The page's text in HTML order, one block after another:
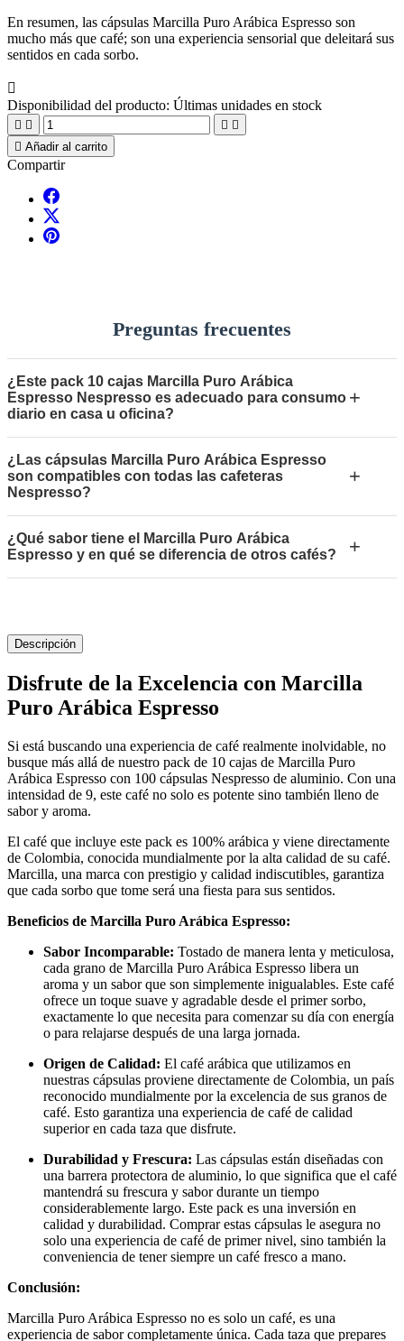
En resumen, las cápsulas Marcilla Puro Arábica Espresso son
mucho más que café; son una experiencia sensorial que deleitará sus
sentidos en cada sorbo.

Disponibilidad del producto: Últimas unidades en stock
   
 Añadir al carrito
Compartir
Preguntas frecuentes
¿Este pack 10 cajas Marcilla Puro Arábica
Espresso Nespresso es adecuado para consumo
diario en casa u oficina?
+
¿Las cápsulas Marcilla Puro Arábica Espresso
son compatibles con todas las cafeteras
Nespresso?
+
¿Qué sabor tiene el Marcilla Puro Arábica
Espresso y en qué se diferencia de otros cafés?
+
Descripción
Disfrute de la Excelencia con Marcilla
Puro Arábica Espresso
Si está buscando una experiencia de café realmente inolvidable, no
busque más allá de nuestro pack de 10 cajas de Marcilla Puro
Arábica Espresso con 100 cápsulas Nespresso de aluminio. Con una
intensidad de 9, este café no solo es potente sino también lleno de
sabor y aroma.
El café que incluye este pack es 100% arábica y viene directamente
de Colombia, conocida mundialmente por la alta calidad de su café.
Marcilla, una marca con prestigio y calidad indiscutibles, garantiza
que cada sorbo que tome será una fiesta para sus sentidos.
Beneficios de Marcilla Puro Arábica Espresso:
Sabor Incomparable: Tostado de manera lenta y meticulosa,
cada grano de Marcilla Puro Arábica Espresso libera un
aroma y un sabor que son simplemente inigualables. Este café
ofrece un toque suave y agradable desde el primer sorbo,
exactamente lo que necesita para comenzar su día con energía
o para relajarse después de una larga jornada.
Origen de Calidad: El café arábica que utilizamos en
nuestras cápsulas proviene directamente de Colombia, un país
reconocido mundialmente por la excelencia de sus granos de
café. Esto garantiza una experiencia de café de calidad
superior en cada taza que disfrute.
Durabilidad y Frescura: Las cápsulas están diseñadas con
una barrera protectora de aluminio, lo que significa que el café
mantendrá su frescura y sabor durante un tiempo
considerablemente largo. Este pack es una inversión en
calidad y durabilidad. Comprar estas cápsulas le asegura no
solo una experiencia de café de primer nivel, sino también la
conveniencia de tener siempre un café fresco a mano.
Conclusión:
Marcilla Puro Arábica Espresso no es solo un café, es una
experiencia de sabor completamente única. Cada taza que prepares